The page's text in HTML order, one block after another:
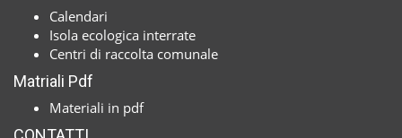
Calendari
Isola ecologica interrate
Centri di raccolta comunale
Matriali Pdf
Materiali in pdf